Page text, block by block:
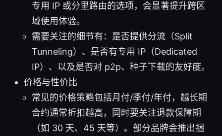
专用 IP 或分里路由的选项，会显著提升跨区
域使用体验。
需要关注的细节有：是否提供分流（Split
Tunneling）、是否有专用 IP（Dedicated
IP）、以及是否对 p2p、种子下载的友好度。
价格与性价比
常见的价格策略包括月付/季付/年付，越长期
合约通常折扣越高，同时要关注退款保障期
（如 30 天、45 天等）。部分品牌会推出捆